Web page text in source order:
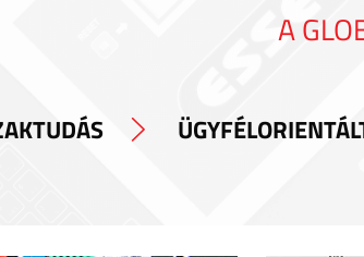
A